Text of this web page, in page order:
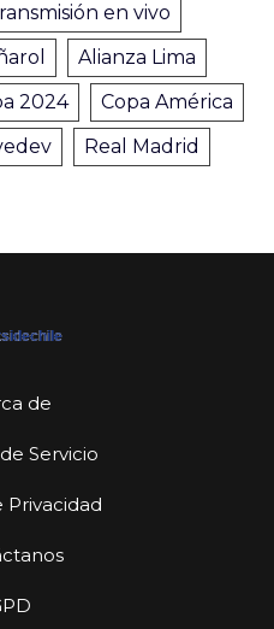
en vivo
Alianza Lima
2024
Copa América
Real Madrid
de
Servicio
Privacidad